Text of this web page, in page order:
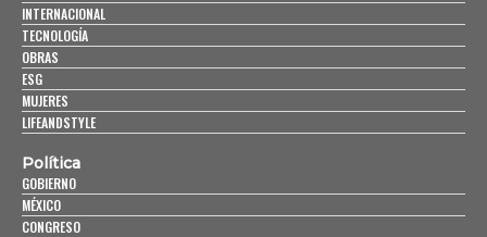
INTERNACIONAL
TECNOLOGÍA
OBRAS
ESG
MUJERES
LIFEANDSTYLE
Política
GOBIERNO
MÉXICO
CONGRESO